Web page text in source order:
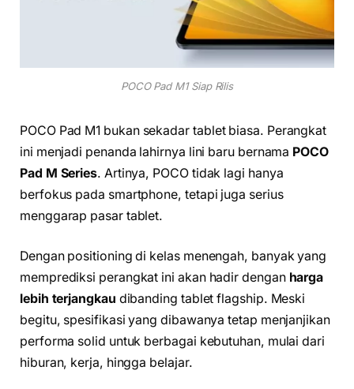
POCO Pad M1 Siap Rilis
POCO Pad M1 bukan sekadar tablet biasa. Perangkat
ini menjadi penanda lahirnya lini baru bernama POCO
Pad M Series. Artinya, POCO tidak lagi hanya
berfokus pada smartphone, tetapi juga serius
menggarap pasar tablet.
Dengan positioning di kelas menengah, banyak yang
memprediksi perangkat ini akan hadir dengan harga
lebih terjangkau dibanding tablet flagship. Meski
begitu, spesifikasi yang dibawanya tetap menjanjikan
performa solid untuk berbagai kebutuhan, mulai dari
hiburan, kerja, hingga belajar.